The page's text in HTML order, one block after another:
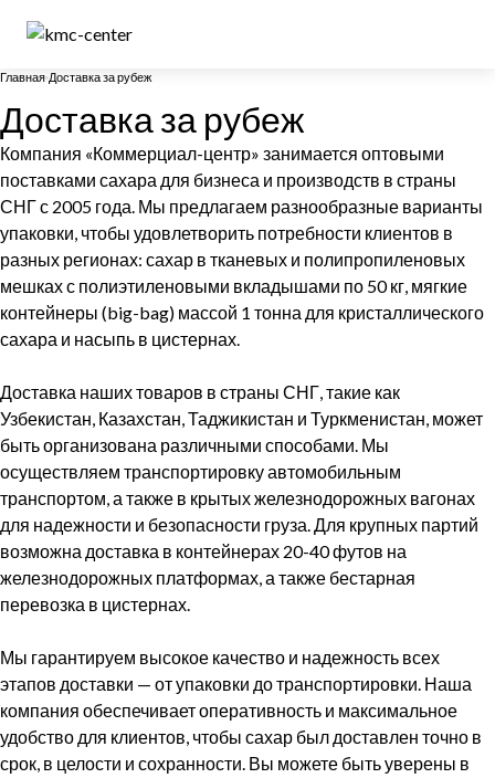
Главная Доставка за рубеж
Доставка за рубеж
Компания «Коммерциал-центр» занимается оптовыми
поставками сахара для бизнеса и производств в страны
СНГ с 2005 года. Мы предлагаем разнообразные варианты
упаковки, чтобы удовлетворить потребности клиентов в
разных регионах: сахар в тканевых и полипропиленовых
мешках с полиэтиленовыми вкладышами по 50 кг, мягкие
контейнеры (big-bag) массой 1 тонна для кристаллического
сахара и насыпь в цистернах.
Доставка наших товаров в страны СНГ, такие как
Узбекистан, Казахстан, Таджикистан и Туркменистан, может
быть организована различными способами. Мы
осуществляем транспортировку автомобильным
транспортом, а также в крытых железнодорожных вагонах
для надежности и безопасности груза. Для крупных партий
возможна доставка в контейнерах 20-40 футов на
железнодорожных платформах, а также бестарная
перевозка в цистернах.
Мы гарантируем высокое качество и надежность всех
этапов доставки — от упаковки до транспортировки. Наша
компания обеспечивает оперативность и максимальное
удобство для клиентов, чтобы сахар был доставлен точно в
срок, в целости и сохранности. Вы можете быть уверены в